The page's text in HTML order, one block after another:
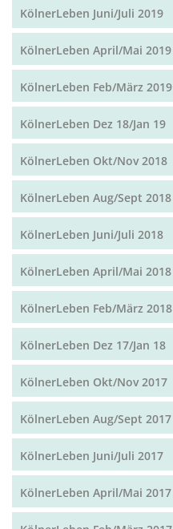
KölnerLeben Juni/Juli 2019
KölnerLeben April/Mai 2019
KölnerLeben Feb/März 2019
KölnerLeben Dez 18/Jan 19
KölnerLeben Okt/Nov 2018
KölnerLeben Aug/Sept 2018
KölnerLeben Juni/Juli 2018
KölnerLeben April/Mai 2018
KölnerLeben Feb/März 2018
KölnerLeben Dez 17/Jan 18
KölnerLeben Okt/Nov 2017
KölnerLeben Aug/Sept 2017
KölnerLeben Juni/Juli 2017
KölnerLeben April/Mai 2017